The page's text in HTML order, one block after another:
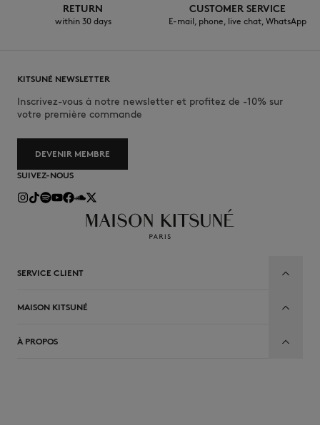
RETURN
within 30 days
CUSTOMER SERVICE
E-mail, phone, live chat, WhatsApp
KITSUNÉ NEWSLETTER
Inscrivez-vous à notre newsletter et profitez de -10% sur
votre première commande
DEVENIR MEMBRE
SUIVEZ-NOUS
SERVICE CLIENT
MAISON KITSUNÉ
À PROPOS